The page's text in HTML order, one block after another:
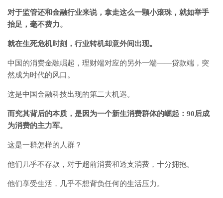
对于监管还和金融行业来说，拿走这么一颗小滚珠，就如举手
抬足，毫不费力。
就在生死危机时刻，行业转机却意外间出现。
中国的消费金融崛起，理财端对应的另外一端——贷款端，突
然成为时代的风口。
这是中国金融科技出现的第二大机遇。
而究其背后的本质，是因为一个新生消费群体的崛起：90后成
为消费的主力军。
这是一群怎样的人群？
他们几乎不存款，对于超前消费和透支消费，十分拥抱。
他们享受生活，几乎不想背负任何的生活压力。